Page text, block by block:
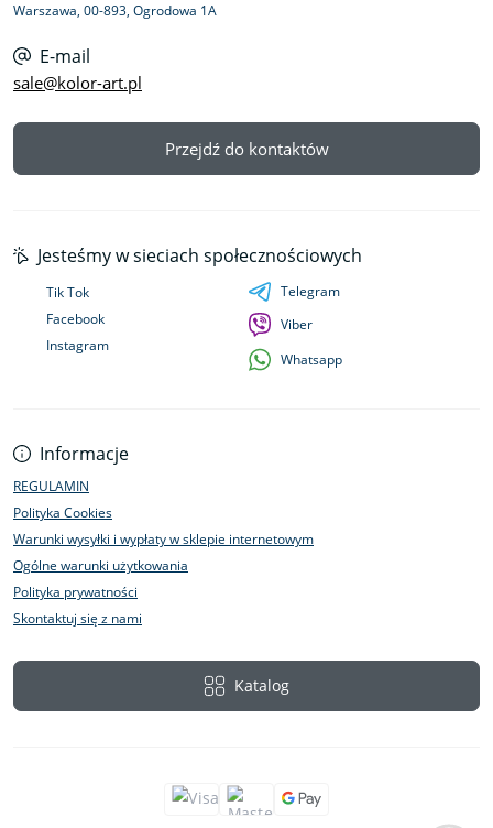
Warszawa, 00-893, Ogrodowa 1A
E-mail
sale@kolor-art.pl
Przejdź do kontaktów
Informacje
REGULAMIN
Polityka Cookies
Warunki wysyłki i wypłaty w sklepie internetowym
Ogólne warunki użytkowania
Polityka prywatności
Skontaktuj się z nami
Katalog
Jesteśmy w sieciach społecznościowych
Tik Tok
Facebook
Instagram
Telegram
Viber
Whatsapp